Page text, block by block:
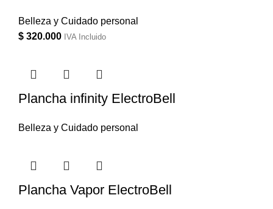
Belleza y Cuidado personal
$ 320.000 IVA Incluido
Plancha infinity ElectroBell
Belleza y Cuidado personal
Plancha Vapor ElectroBell